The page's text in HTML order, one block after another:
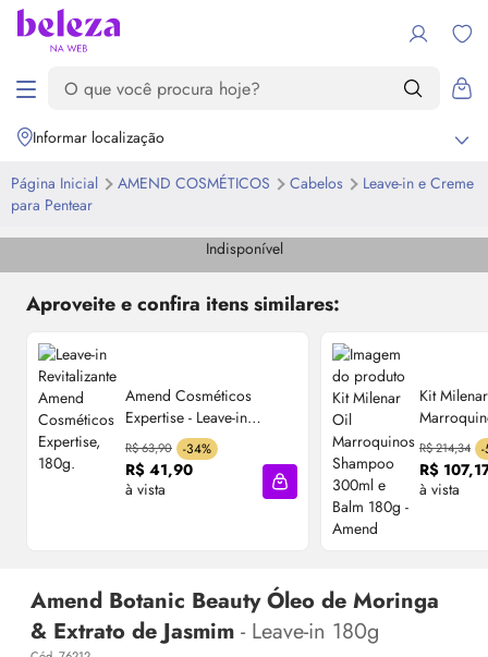
Informar localização
Página Inicial AMEND COSMÉTICOS Cabelos
Leave-in e Creme
para Pentear
Indisponível
Aproveite e confira itens similares:
Amend Cosméticos
Expertise - Leave-in
Revitalizante 180g
R$ 63,90 -34%
R$ 41,90
à vista
Adicionar à sacola
Kit
300ml e
Amend
R$ 214,34
R$
à vista
Amend Botanic Beauty Óleo de Moringa
& Extrato de Jasmim - Leave-in 180g